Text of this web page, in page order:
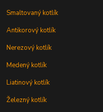
Smaltovaný kotlík
Antikorový kotlík
Nerezový kotlík
Medený kotlík
Liatinový kotlík
Železný kotlík